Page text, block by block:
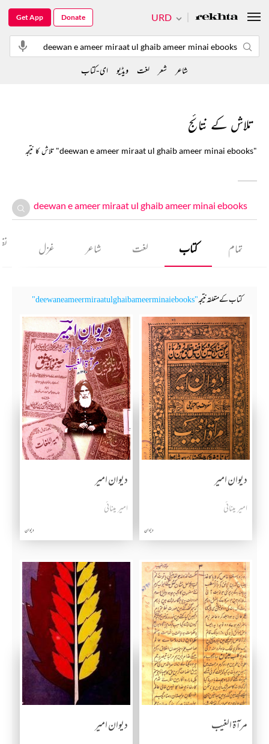
تلاش کے نتائج
تلاش کا نتیجہ "deewan e ameer miraat ul ghaib ameer minai ebooks"
تمام کتاب لغت شاعر غزل
کتاب کے متعلقہ نتیجہ"deewan e ameer miraat ul ghaib ameer minai ebooks"
دیوان امیر
امیر مینائی
دیوان
دیوان امیر
امیر مینائی
دیوان
مرآۃ الغیب دیوان امیر
URD
Get App Donate
شاعر شعر لغت ویڈیو ای-کتاب